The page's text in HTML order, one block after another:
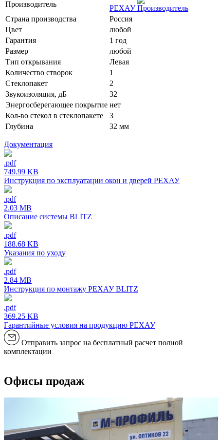
Производитель
РЕХАУ
Страна производства
Россия
Цвет
любой
Гарантия
1 год
Размер
любой
Тип открывания
Левая
Количество створок
1
Стеклопакет
2
Звукоизоляция, дБ
32
Энергосберегающее покрытие нет
Кол-во стекол в стеклопакете
3
Глубина
32 мм
Документация
.pdf
749.99 KB
Инструкция по эксплуатации окон и дверей РЕХАУ
.pdf
2.03 MB
Описание системы BLITZ
.pdf
188.68 KB
Указания по уходу
.pdf
2.84 MB
Инструкция по монтажу РЕХАУ BLITZ
.pdf
369.25 KB
Гарантийные условия на продукцию РЕХАУ
Отправить запрос на бесплатный расчет полной
комплектации
Офисы продаж